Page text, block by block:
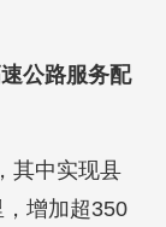
公路服务配
其中实现县
增加超350